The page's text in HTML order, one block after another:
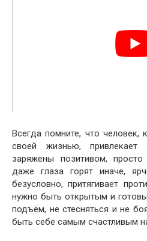
Всегда помните, что
своей жизнью,
заряжены позитивом,
даже глаза горят иначе,
безусловно, притягивает
нужно быть открытым и
подъём, не стесняться и не
быть себе самым счастливым